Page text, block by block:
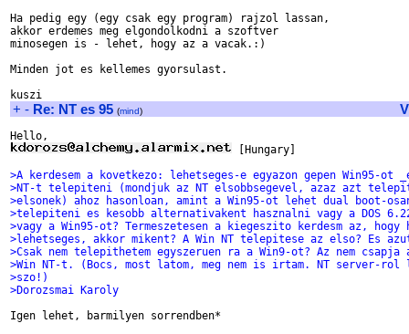
Ha pedig egy (egy csak egy program) rajzol lassan,
akkor erdemes meg elgondolkodni a szoftver
minosegen is - lehet, hogy az a vacak.:)
Minden jot es kellemes gyorsulast.
+ - Re: NT es 95 (mind)
[Hungary]
>A kerdesem a kovetkezo: lehetseges-e egyazon gepen Win95-ot
>NT-t telepiteni (mondjuk az NT elsobbsegevel, azaz azt
>elsonek) ahoz hasonloan, amint a Win95-ot lehet dual boot-
>telepiteni es kesobb alternativakent hasznalni vagy a DOS
>vagy a Win95-ot? Termeszetesen a kiegeszito kerdesm az, hogy
>lehetseges, akkor mikent? A Win NT telepitese az elso? Es
>Csak nem telepithetem egyszeruen ra a Win9-ot? Az nem csapja
>Win NT-t. (Bocs, most latom, meg nem is irtam. NT server-rol
>szo!)
>Dorozsmai Karoly
Igen lehet, barmilyen sorrendben*